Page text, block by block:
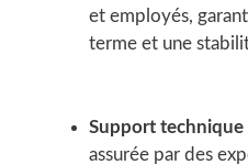
et employés,
terme et une
Support technique
assurée par des